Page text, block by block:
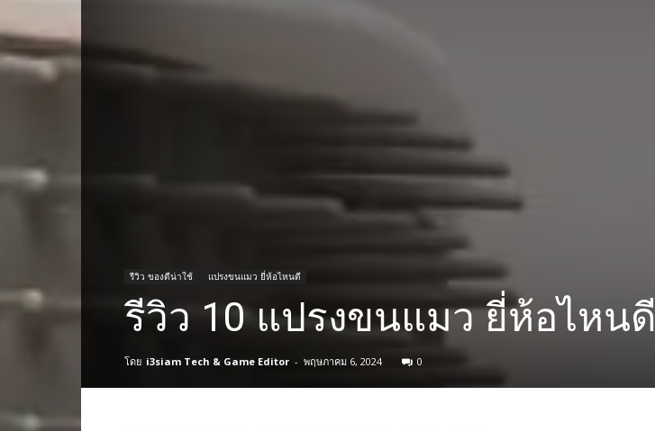
รีวิว ของดีน่าใช้ แปรงขนแมว ยี่ห้อไหนดี
รีวิว 10 แปรงขนแมว ยี่ห้อไหนดี
โดย i3siam Tech & Game Editor - พฤษภาคม 6, 2024 0